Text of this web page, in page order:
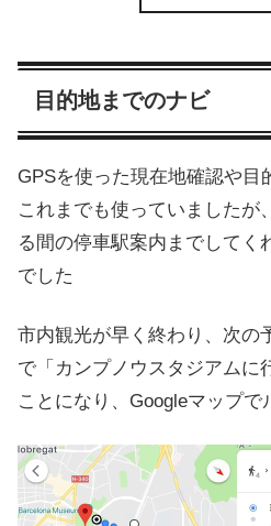
目的地までのナビ
GPSを使った現在地確認や目
これまでも使っていましたが
る間の停車駅案内までしてく
でした
市内観光が早く終わり、次の
で「カンプノウスタジアムに
ことになり、Googleマップで